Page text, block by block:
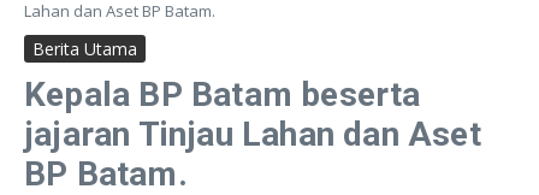
Lahan dan Aset BP Batam.
Berita Utama
Kepala BP Batam beserta
jajaran Tinjau Lahan dan Aset
BP Batam.